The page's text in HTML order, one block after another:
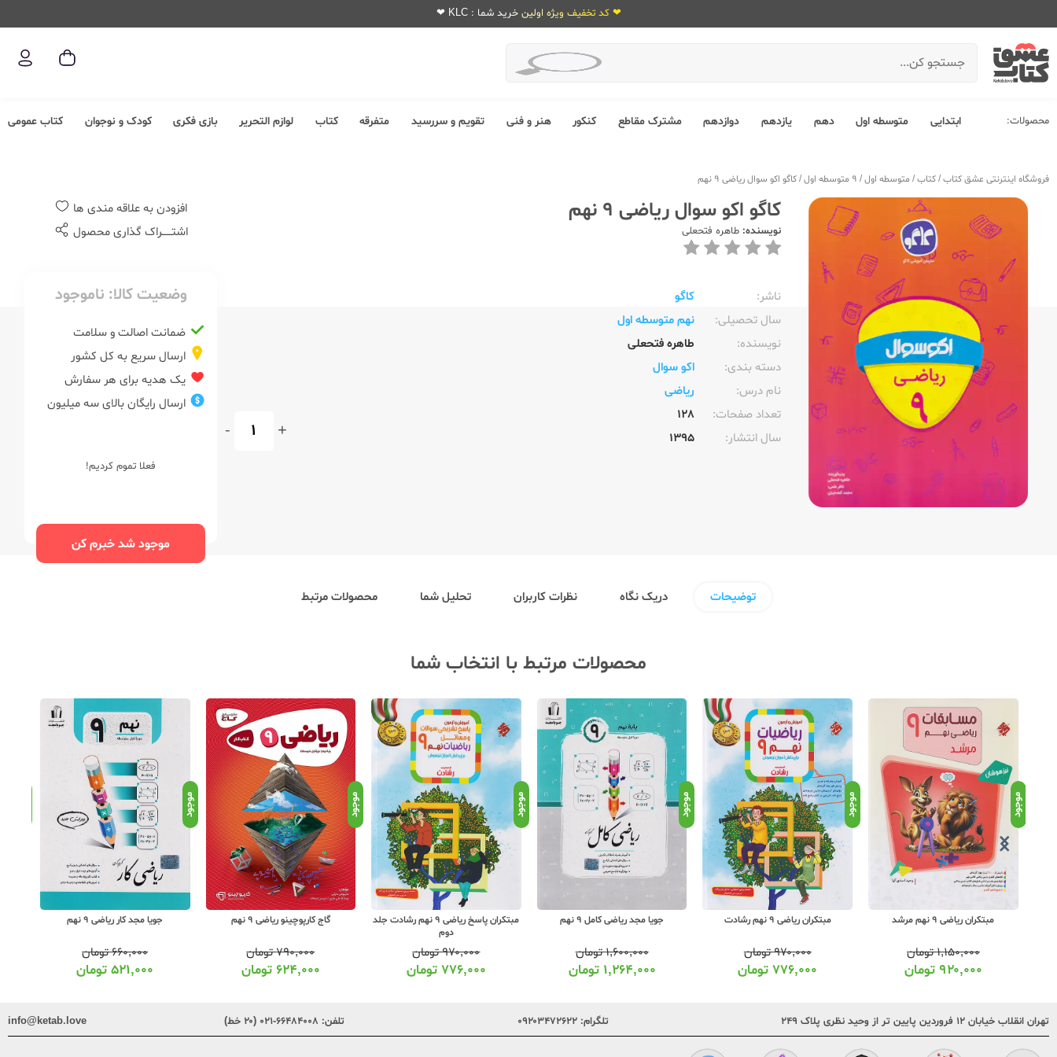
❤ کد تخفیف ویژه اولین خرید شما : KLC ❤
محصولات: ابتدایی متوسطه اول دهم یازدهم دوازدهم مشترک مقاطع کنکور هنر و فنی تقویم و سررسید متفرقه کتاب لوازم التحریر بازی فکری کودک و نوجوان کتاب عمومی
فروشگاه اینترنتی عشق کتاب/کتاب/ متوسطه اول/ 9 متوسطه اول /کاگو اکو سوال ریاضی 9 نهم
کاگو اکو سوال ریاضی 9 نهم
نویسنده: طاهره فتحعلی
ناشر:‌
کاگو
سال تحصیلی:‌
نهم متوسطه اول
نویسنده:‌
طاهره فتحعلی
دسته بندی:
اکو سوال
نام درس:
ریاضی
تعداد صفحات:‌
128
سال انتشار:‌
1395
+
-
افزودن به علاقه مندی ها
اشتــــــراک گذاری محصول
وضعیت کالا: ناموجود
ضمانت اصالت و سلامت
ارسال سریع به کل کشور
یک هدیه برای هر سفارش
ارسال رایگان بالای سه میلیون
فعلا تموم کردیم!
موجود شد خبرم کن
توضیحات دریک نگاه نظرات کاربران تحلیل شما محصولات مرتبط
محصولات مرتبط با انتخاب شما
موجود
مبتکران ریاضی 9 نهم رشادت
۹۷۰,۰۰۰تومان
۷۷۶,۰۰۰ تومان
موجود
جویا مجد ریاضی کامل 9 نهم
۱,۶۰۰,۰۰۰تومان
۱,۲۶۴,۰۰۰ تومان
موجود
مبتکران پاسخ ریاضی 9 نهم رشادت جلد
۹۷۰,۰۰۰تومان
۷۷۶,۰۰۰تومان
موجود
گاج کارپوچینو ریاضی 9 نهم
۷۹۰,۰۰۰تومان
۶۲۴,۰۰۰تومان
موجود
جویا مجد کار ریاضی 9 نهم
۶۶۰,۰۰۰تومان
۵۲۱,۰۰۰تومان
موجود
گاج سیر تا پیاز ریاضی 9 نهم
۱,۶۵۰,۰۰۰تومان
۱,۳۰۳,۰۰۰تومان
تهران انقلاب خیابان ۱۲ فروردین پایین تر از وحید نظری پلاک ۲۴۹ تلگرام: ۰۹۲۰۳۴۷۲۶۲۲ تلفن: ۶۶۴۸۴۰۰۸-۰۲۱ (۲۰ خط) info@ketab.love